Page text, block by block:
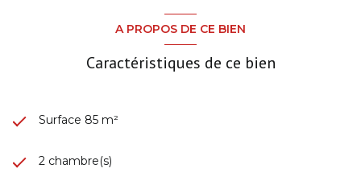
A PROPOS DE CE BIEN
Caractéristiques de ce bien
Surface 85 m²
2 chambre(s)